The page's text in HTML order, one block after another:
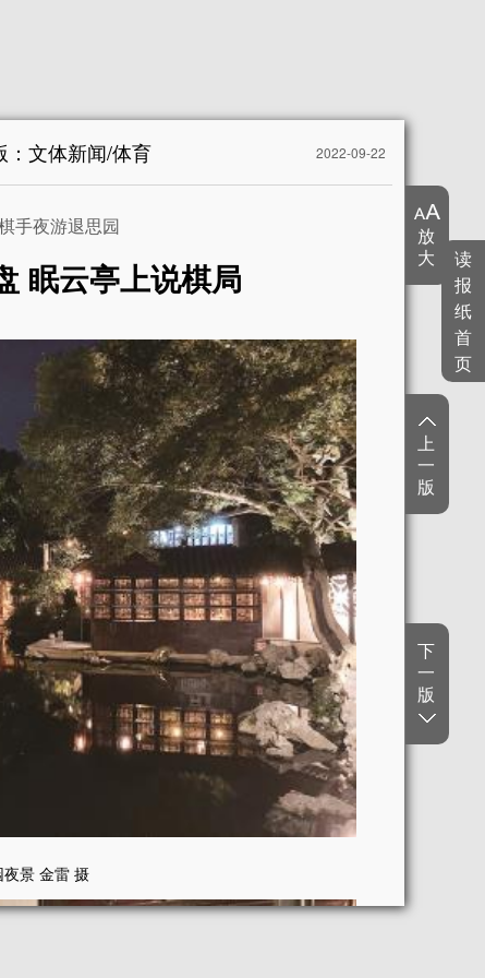
：文体新闻/体育 2022-09-22
手夜游退思园
眠云亭上说棋局
夜景 金雷 摄
放
大
上
一
版
下
一
版
读
报
纸
首
页